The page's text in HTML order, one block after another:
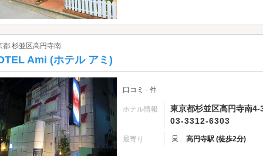
都 杉並区高円寺南
Ami (ホテル アミ)
口コミ - 件
ホテル情報
東京都杉並区高円寺南4-
03-3312-6303
最寄り 高円寺駅 (徒歩2分)